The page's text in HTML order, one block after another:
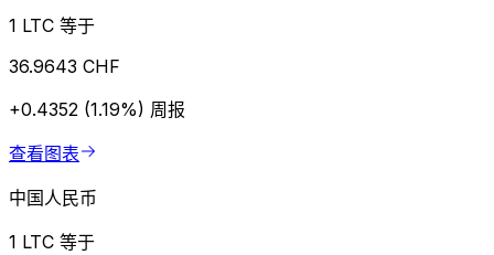
1 LTC 等于
36.9643 CHF
+0.4352 (1.19%) 周报
查看图表
中国人民币
1 LTC 等于